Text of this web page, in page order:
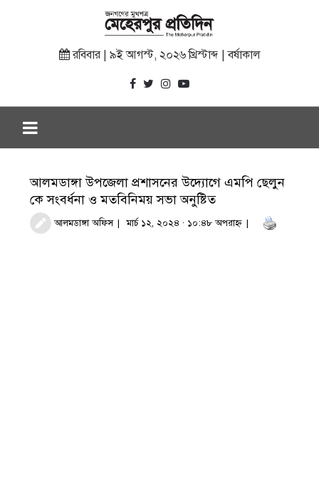
রবিবার | ৯ই আগস্ট, ২০২৬ খ্রিস্টাব্দ | বর্ষাকাল
আলমডাঙ্গা উপজেলা প্রশাসনের উদ্যোগে এমপি ছেলুন
কে সংবর্ধনা ও মতবিনিময় সভা অনুষ্টিত
আলমডাঙ্গা অফিস মার্চ ১২, ২০২৪ · ১০:৪৮ অপরাহ্ণ